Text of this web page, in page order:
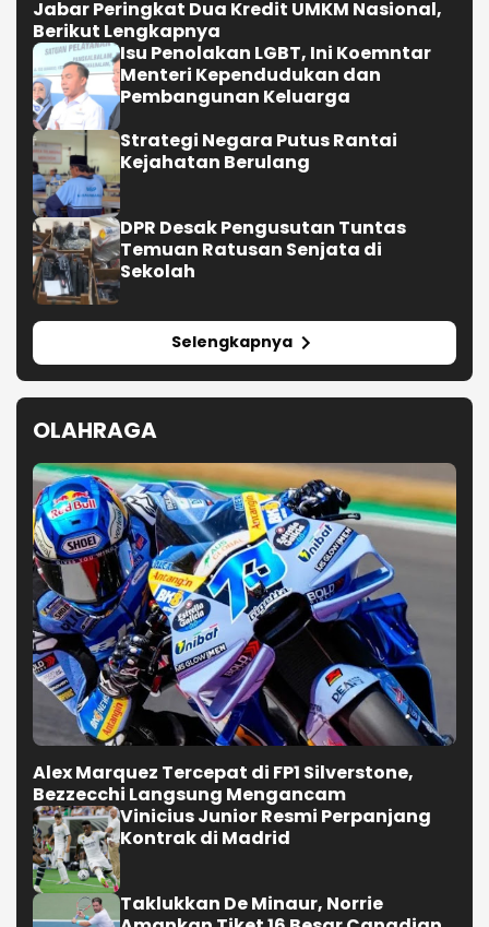
Jabar Peringkat Dua Kredit UMKM Nasional,
Berikut Lengkapnya
Isu Penolakan LGBT, Ini Koemntar
Menteri Kependudukan dan
Pembangunan Keluarga
Strategi Negara Putus Rantai
Kejahatan Berulang
DPR Desak Pengusutan Tuntas
Temuan Ratusan Senjata di
Sekolah
Selengkapnya
OLAHRAGA
Alex Marquez Tercepat di FP1 Silverstone,
Bezzecchi Langsung Mengancam
Vinicius Junior Resmi Perpanjang
Kontrak di Madrid
Taklukkan De Minaur, Norrie